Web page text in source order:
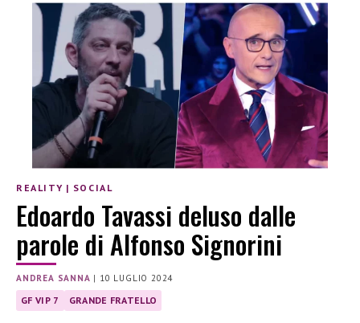
REALITY | SOCIAL
Edoardo Tavassi deluso dalle
parole di Alfonso Signorini
ANDREA SANNA | 10 LUGLIO 2024
GF VIP 7 GRANDE FRATELLO